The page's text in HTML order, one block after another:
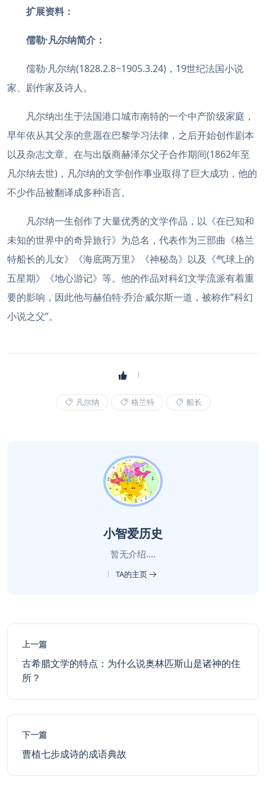
扩展资料：
儒勒·凡尔纳简介：
儒勒·凡尔纳(1828.2.8~1905.3.24)，19世纪法国小说
家、剧作家及诗人。
凡尔纳出生于法国港口城市南特的一个中产阶级家庭，
早年依从其父亲的意愿在巴黎学习法律，之后开始创作剧本
以及杂志文章。在与出版商赫泽尔父子合作期间(1862年至
凡尔纳去世)，凡尔纳的文学创作事业取得了巨大成功，他的
不少作品被翻译成多种语言。
凡尔纳一生创作了大量优秀的文学作品，以《在已知和
未知的世界中的奇异旅行》为总名，代表作为三部曲《格兰
特船长的儿女》《海底两万里》《神秘岛》以及《气球上的
五星期》《地心游记》等。他的作品对科幻文学流派有着重
要的影响，因此他与赫伯特·乔治·威尔斯一道，被称作”科幻
小说之父”。
凡尔纳 格兰特 船长
小智爱历史
暂无介绍....
TA的主页
上一篇
古希腊文学的特点：为什么说奥林匹斯山是诸神的住
所？
下一篇
曹植七步成诗的成语典故